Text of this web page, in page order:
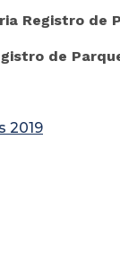
Registro de
de
2019